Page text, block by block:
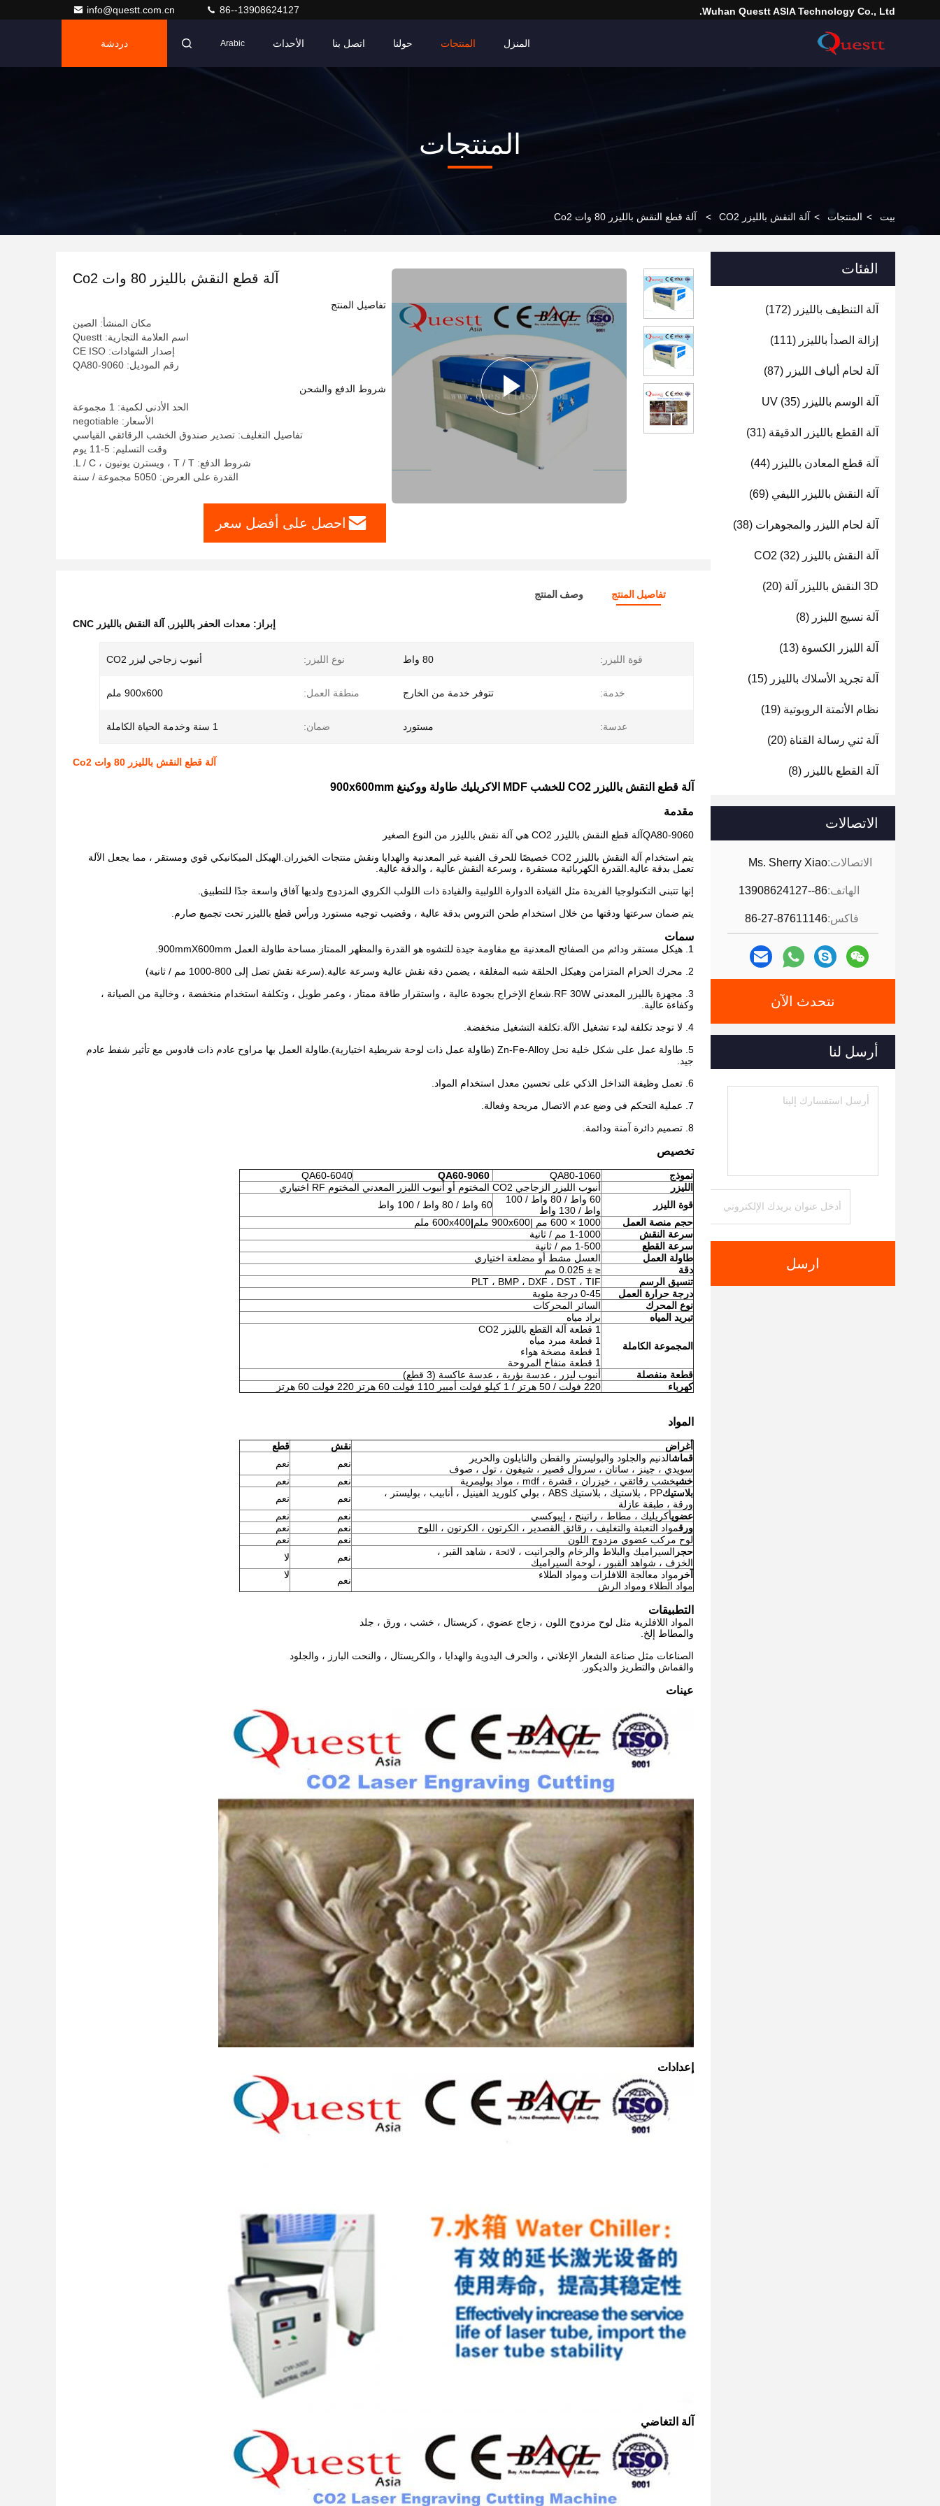
Wuhan Questt ASIA Technology Co., Ltd.
info@questt.com.cn 86--13908624127
المنزل المنتجات حولنا اتصل بنا الأحداث Arabic دردشة
المنتجات
بيت > المنتجات > آلة النقش بالليزر CO2 > آلة قطع النقش بالليزر 80 وات Co2
الفئات
آلة التنظيف بالليزر (172)
إزالة الصدأ بالليزر (111)
آلة لحام ألياف الليزر (87)
آلة الوسم بالليزر UV (35)
آلة القطع بالليزر الدقيقة (31)
آلة قطع المعادن بالليزر (44)
آلة النقش بالليزر الليفي (69)
آلة لحام الليزر والمجوهرات (38)
آلة النقش بالليزر CO2 (32)
3D النقش بالليزر آلة (20)
آلة نسيج الليزر (8)
آلة الليزر الكسوة (13)
آلة تجريد الأسلاك بالليزر (15)
نظام الأتمتة الروبوتية (19)
آلة ثني رسالة القناة (20)
آلة القطع بالليزر (8)
الاتصالات
الاتصالات:Ms. Sherry Xiao
الهاتف:86--13908624127
فاكس:86-27-87611146
نتحدث الآن
أرسل لنا
ارسل
آلة قطع النقش بالليزر 80 وات Co2
تفاصيل المنتج
مكان المنشأ: الصين
اسم العلامة التجارية: Questt
إصدار الشهادات: CE ISO
رقم الموديل: QA80-9060
شروط الدفع والشحن
الحد الأدنى لكمية: 1 مجموعة
الأسعار: negotiable
تفاصيل التغليف: تصدير صندوق الخشب الرقائقي القياسي
وقت التسليم: 5-11 يوم
شروط الدفع: T / T ، ويسترن يونيون ، L / C.
القدرة على العرض: 5050 مجموعة / سنة
احصل على أفضل سعر
تفاصيل المنتج وصف المنتج
إبراز: معدات الحفر بالليزر , آلة النقش بالليزر CNC
قوة الليزر: 80 واط نوع الليزر: أنبوب زجاجي ليزر CO2
خدمة: تتوفر خدمة من الخارج منطقة العمل: 900x600 ملم
عدسة: مستورد ضمان: 1 سنة وخدمة الحياة الكاملة
آلة قطع النقش بالليزر 80 وات Co2
آلة قطع النقش بالليزر CO2 للخشب MDF الاكريليك طاولة ووكينغ 900x600mm
مقدمة
QA80-9060آلة قطع النقش بالليزر CO2 هي آلة نقش بالليزر من النوع الصغير
يتم استخدام آلة النقش بالليزر CO2 خصيصًا للحرف الفنية غير المعدنية والهدايا ونقش منتجات الخيزران.الهيكل الميكانيكي قوي ومستقر ، مما يجعل الآلة
تعمل بدقة عالية.القدرة الكهربائية مستقرة ، وسرعة النقش عالية ، والدقة عالية.
إنها تتبنى التكنولوجيا الفريدة مثل القيادة الدوارة اللولبية والقيادة ذات اللولب الكروي المزدوج ولديها آفاق واسعة جدًا للتطبيق.
يتم ضمان سرعتها ودقتها من خلال استخدام طحن التروس بدقة عالية ، وقضيب توجيه مستورد ورأس قطع بالليزر تحت تجميع صارم.
سمات
1. هيكل مستقر ودائم من الصفائح المعدنية مع مقاومة جيدة للتشوه هو القدرة والمظهر الممتاز.مساحة طاولة العمل 900mmX600mm.
2. محرك الحزام المتزامن وهيكل الحلقة شبه المغلقة ، يضمن دقة نقش عالية وسرعة عالية.(سرعة نقش تصل إلى 800-1000 مم / ثانية)
3. مجهزة بالليزر المعدني RF 30W.شعاع الإخراج بجودة عالية ، واستقرار طاقة ممتاز ، وعمر طويل ، وتكلفة استخدام منخفضة ، وخالية من الصيانة ،
وكفاءة عالية.
4. لا توجد تكلفة لبدء تشغيل الآلة.تكلفة التشغيل منخفضة.
5. طاولة عمل على شكل خلية نحل Zn-Fe-Alloy (طاولة عمل ذات لوحة شريطية اختيارية).طاولة العمل بها مراوح عادم ذات قادوس مع تأثير شفط عادم
جيد.
6. تعمل وظيفة التداخل الذكي على تحسين معدل استخدام المواد.
7. عملية التحكم في وضع عدم الاتصال مريحة وفعالة.
8. تصميم دائرة آمنة ودائمة.
تخصيص
نموذج QA80-1060
QA60-9060
QA60-6040
الليزر
أنبوب الليزر الزجاجي CO2 المختوم أو أنبوب الليزر المعدني المختوم RF اختياري
قوة الليزر
60 واط / 80 واط / 100
واط / 130 واط
60 واط / 80 واط / 100 واط
حجم منصة العمل
1000 × 600 مم |900x600 ملم |600x400 ملم
سرعة النقش
1-1000 مم / ثانية
سرعة القطع
1-500 مم / ثانية
طاولة العمل
العسل مشط أو مضلعة اختياري
دقة
≤ ± 0.025 مم
تنسيق الرسم
PLT ، BMP ، DXF ، DST ، TIF
درجة حرارة العمل
0-45 درجة مئوية
نوع المحرك
السائر المحركات
تبريد المياه
براد مياه
المجموعة الكاملة
1 قطعة آلة القطع بالليزر CO2
1 قطعة مبرد مياه
1 قطعة مضخة هواء
1 قطعة منفاخ المروحة
قطعة منفصلة
أنبوب ليزر ، عدسة بؤرية ، عدسة عاكسة (3 قطع)
كهرباء
220 فولت / 50 هرتز / 1 كيلو فولت أمبير 110 فولت 60 هرتز 220 فولت 60 هرتز
المواد
أغراض نقش
قطع
قماشالدنيم والجلود والبوليستر والقطن والنايلون والحرير
سويدي ، جينز ، ساتان ، سروال قصير ، شيفون ، تول ، صوف
نعم
نعم
خشبخشب رقائقي ، خيزران ، قشرة ، mdf ، مواد بوليمرية نعم
نعم
بلاستيكPP ، بلاستيك ، بلاستيك ABS ، بولي كلوريد الفينيل ، أنابيب ، بوليستر ،
ورقة ، طبقة عازلة
نعم
نعم
عضويأكريليك ، مطاط ، راتينج ، إيبوكسي نعم
نعم
ورقمواد التعبئة والتغليف ، رقائق القصدير ، الكرتون ، الكرتون ، اللوح نعم
نعم
لوح مركب عضوي مزدوج اللون
نعم
نعم
حجر السيراميك والبلاط والرخام والجرانيت ، لائحة ، شاهد القبر ،
الخزف ، شواهد القبور ، لوحة السيراميك
نعم
لا
آخر مواد معالجة اللافلزات ومواد الطلاء
مواد الطلاء ومواد الرش
نعم لا
التطبيقات
المواد اللافلزية مثل لوح مزدوج اللون ، زجاج عضوي ، كريستال ، خشب ، ورق ، جلد
والمطاط إلخ.
الصناعات مثل صناعة الشعار الإعلاني ، والحرف اليدوية والهدايا ، والكريستال ، والنحت البارز ، والجلود
والقماش والتطريز والديكور.
عينات
إعدادات
آلة التغاضي